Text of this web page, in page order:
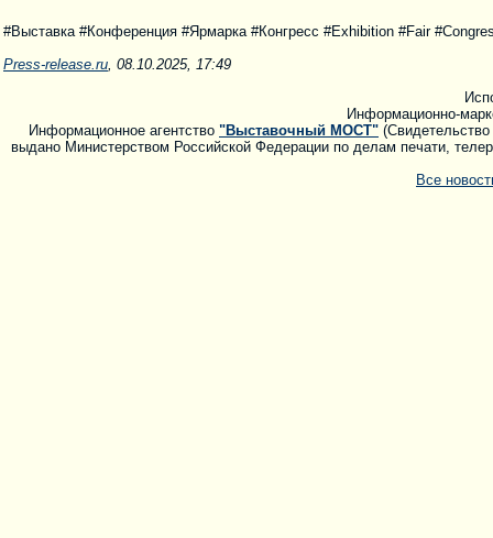
#Выставка #Конференция #Ярмарка #Конгресс #Exhibition #Fair
Press-release.ru, 08.10.2025, 17:49
Информационно-
Информационное агентство "Выставочный МОСТ"
выдано Министерством Российской Федерации по делам печати,
Все